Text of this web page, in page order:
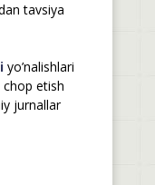
tavsiya
yo’nalishlari
chop etish
jurnallar